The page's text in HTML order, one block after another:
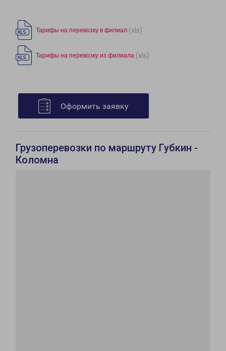
Тарифы на перевозку в филиал (xls)
Тарифы на перевозку из филиала (xls)
Оформить заявку
Грузоперевозки по маршруту Губкин -
Коломна